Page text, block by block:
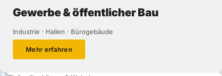
Gewerbe & öffentlicher Bau
Industrie · Hallen · Bürogebäude
Mehr erfahren